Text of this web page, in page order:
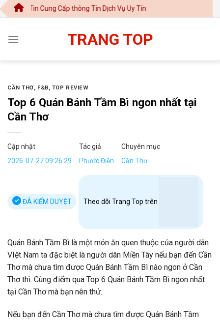
Chuyển
đến
dung
Cấp thông Tin Dịch Vụ Uy Tín
TRANG TOP
CẦN THƠ, F&B, TOP REVIEW
Top 6 Quán Bánh Tầm Bì ngon nhất tại
Cần Thơ
Cập nhật
2026-07-27 09:26:29
Tác giả
Phước Điền
Chuyên mục
Cần Thơ
ĐÃ KIỂM DUYỆT Theo dõi Trang Top trên
Quán Bánh Tầm Bì là một món ăn quen thuộc của người dân
VIệt Nam ta đặc biệt là người dân Miền Tây nếu bạn đến Cần
Thơ mà chưa tìm được Quán Bánh Tầm Bì nào ngon ở Cần
Thơ thì. Cùng điểm qua Top 6 Quán Bánh Tầm Bì ngon nhất
tại Cần Thơ mà bạn nên thử.
Nếu bạn đến Cần Thơ mà chưa tìm được Quán Bánh Tầm